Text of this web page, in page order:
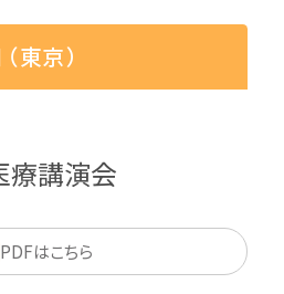
東京）
療講演会
PDFはこちら